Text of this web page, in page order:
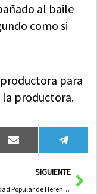
al baile
como si
para
la productora.
Compartir
en
Email
en
SIGUIENTE
La Universidad Popular de Herencia visita el Cerro de las Cabezas